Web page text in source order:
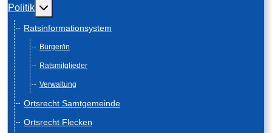
Politik Weitere Informationen: Politik
Ratsinformationsystem
Bürger/in
Ratsmitglieder
Verwaltung
Ortsrecht Samtgemeinde
Ortsrecht Flecken